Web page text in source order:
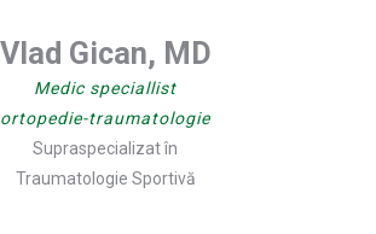
Vlad Gican, MD
Medic speciallist
ortopedie-traumatologie
Supraspecializat în
Traumatologie Sportivă